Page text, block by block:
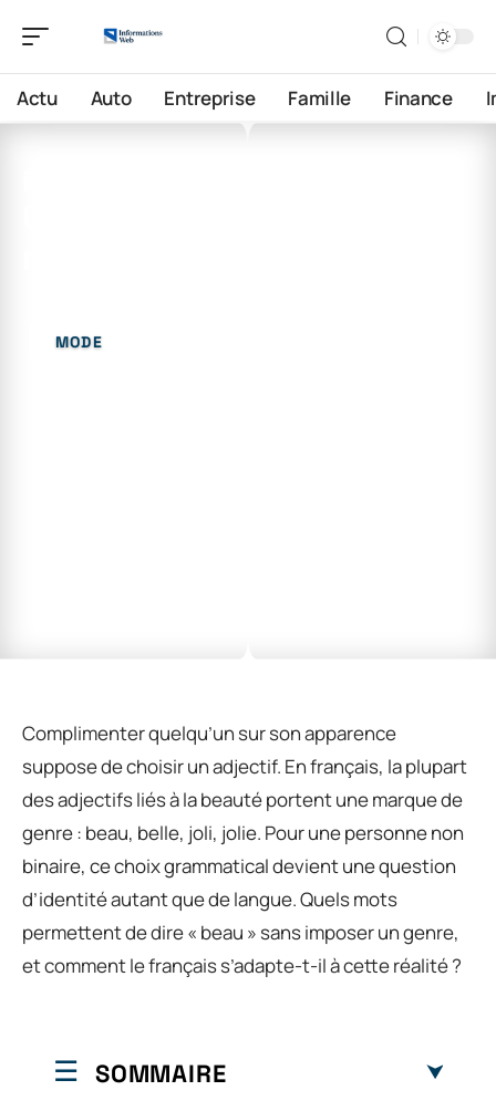
Actu Auto Entreprise Famille Finance
MODE
Complimenter quelqu’un sur son apparence
suppose de choisir un adjectif. En français, la plupart
des adjectifs liés à la beauté portent une marque de
genre : beau, belle, joli, jolie. Pour une personne non
binaire, ce choix grammatical devient une question
d’identité autant que de langue. Quels mots
permettent de dire « beau » sans imposer un genre,
et comment le français s’adapte-t-il à cette réalité ?
SOMMAIRE